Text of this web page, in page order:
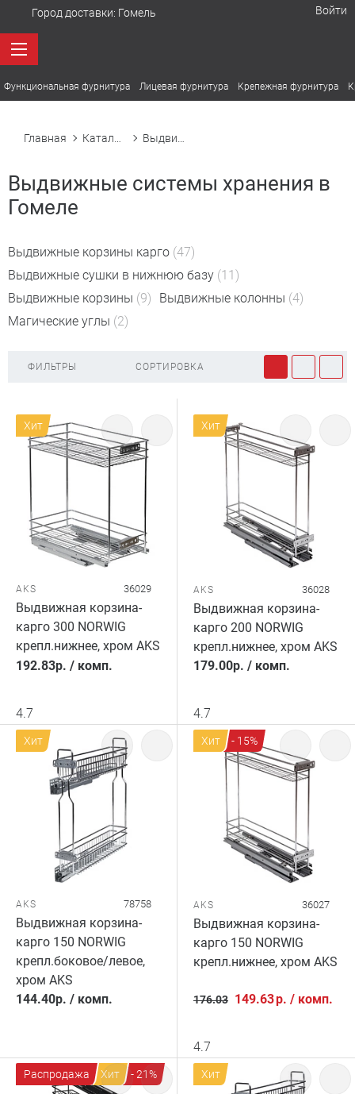
Город доставки: Гомель Войти
Функциональная фурнитура Лицевая фурнитура Крепежная фурнитура
Главная
Выдвижные системы хранения в
Гомеле
Выдвижные корзины карго (47)
Выдвижные сушки в нижнюю базу (11)
Выдвижные корзины (9) Выдвижные колонны (4)
Магические углы (2)
ФИЛЬТРЫ СОРТИРОВКА
Хит
AKS 36029
Выдвижная корзина-
карго 300 NORWIG
крепл.нижнее, хром AKS
192.83р. / комп.
4.7
Хит
AKS 36028
Выдвижная корзина-
карго 200 NORWIG
крепл.нижнее, хром AKS
179.00р. / комп.
4.7
Хит
AKS 78758
Выдвижная корзина-
карго 150 NORWIG
крепл.боковое/левое,
хром AKS
144.40р. / комп.
Хит - 15%
AKS 36027
Выдвижная корзина-
карго 150 NORWIG
крепл.нижнее, хром AKS
176.03 149.63р. / комп.
4.7
Распродажа Хит - 21% Хит